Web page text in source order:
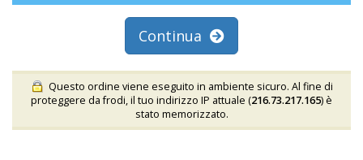
Continua
Questo ordine viene eseguito in ambiente sicuro. Al fine di
proteggere da frodi, il tuo indirizzo IP attuale (216.73.217.165) è
stato memorizzato.